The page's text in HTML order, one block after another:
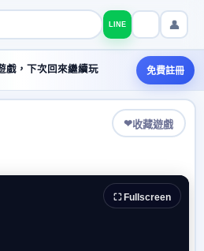
LINE 👤
戲，下次回來繼續玩 免費註冊
❤收藏遊戲
⛶ Fullscreen